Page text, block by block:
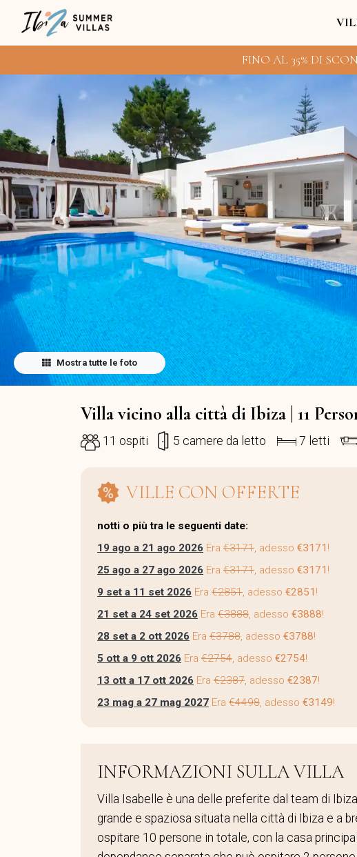
FINO AL 35% DI
Mostra tutte le foto
Villa vicino alla città di Ibiza | 11
11 ospiti 5 camere da letto 7 letti
VILLE CON OFFERTE
notti o più tra le seguenti date:
19 ago a 21 ago 2026 Era €3171, adesso €3171 !
25 ago a 27 ago 2026 Era €3171, adesso €3171 !
9 set a 11 set 2026 Era €2851, adesso €2851 !
21 set a 24 set 2026 Era €3888, adesso €3888!
28 set a 2 ott 2026 Era €3788, adesso €3788!
5 ott a 9 ott 2026 Era €2754, adesso €2754!
13 ott a 17 ott 2026 Era €2387, adesso €2387!
23 mag a 27 mag 2027 Era €4498, adesso €3149!
INFORMAZIONI SULLA VILLA
Villa Isabelle è una delle preferite dal team di
grande e spaziosa situata nella città di Ibiza e a
ospitare 10 persone in totale, con la casa